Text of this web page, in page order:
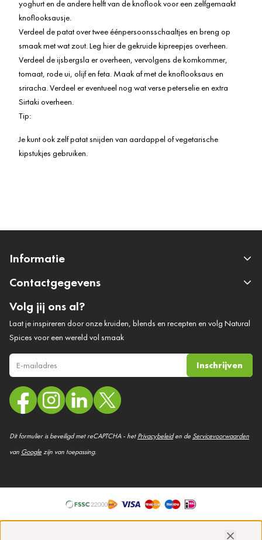
yoghurt en de andere helft van de knoflook voor een zelfgemaakt
knoflooksausje.
Verdeel de patat over twee éénpersoonsschaaltjes en breng op
smaak met wat zout. Leg hier de gekruide kipreepjes overheen.
Verdeel de ijsbergsla er overheen, vervolgens de komkommer,
tomaat, rode ui, olijf en feta. Maak af met de knoflooksaus en
sriracha. Verdeel er eventueel nog wat verse peterselie en extra
Sirtaki overheen.
Tip:
Je kunt ook zelf patat snijden van aardappel of vegetarische
kipstukjes gebruiken.
Informatie
Contactgegevens
Volg jij ons al?
Laat je inspireren door onze kruiden, blends en recepten en volg Natural
Spices voor een wereld vol smaak
Inschrijven
Dit formulier is beveiligd met reCAPTCHA - hetPrivacybeleiden de Servicevoorwaarden
van Googlezijn van toepassing.